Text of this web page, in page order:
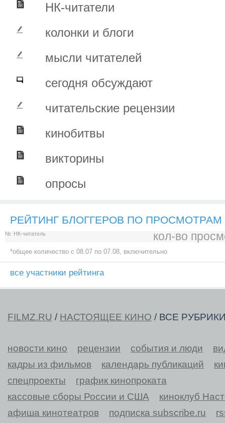
НК-читатели
колонки и блоги
мысли читателей
сегодня обсуждают
читательские рецензии
кинобитвы
викторины
опросы
РЕЙТИНГ БЛОГГЕРОВ ПО ПРОСМОТРАМ
№ НК-читатель кол-во
*общее количество c 08.07 по 07.08, включительно
все участники рейтинга
FILMZ.RU / НАСТОЯЩЕЕ КИНО / ВСЕ
новости кино рецензии события и люди
кадры из фильмов
календарь публикаций
спецпроекты
график кинопроката
кассовые сборы России и США
киноклуб
афиша кинотеатров
подписка subscribe.ru